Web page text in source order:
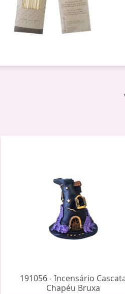
191056 - Incensário
Chapéu Bruxa